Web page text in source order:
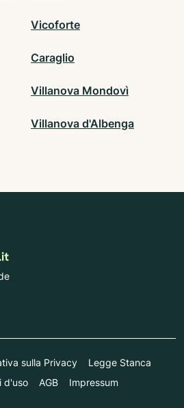
Vicoforte
Caraglio
Villanova Mondovì
Villanova d'Albenga
sulla Privacy
Legge Stanca
d'uso
AGB Impressum